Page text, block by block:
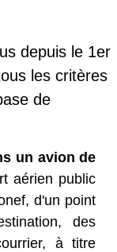
depuis le 1er
les critères
de
un avion de
aérien public
d'un point
des
à titre